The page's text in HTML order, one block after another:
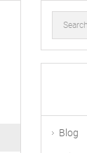
Blog